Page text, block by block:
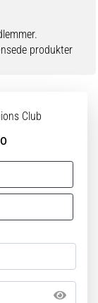
produkter
Club